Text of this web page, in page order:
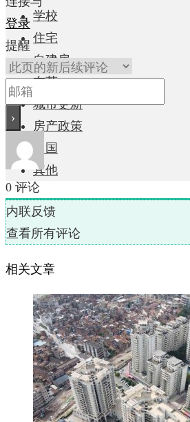
学校
住宅
自建房
东莞
城市更新
房产政策
中国
其他
登录
提醒
0 评论
内联反馈
查看所有评论
相关文章